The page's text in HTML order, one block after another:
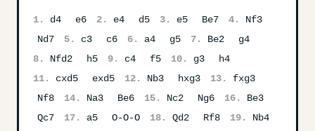
1. d4 e6 2. e4 d5 3. e5 Be7 4.
Nf3
Nd7
5. c3 c6 6. a4 g5 7. Be2
g4
8.
Nfd2 h5 9. c4 f5 10. g3
h4
11.
cxd5 exd5 12. Nb3 hxg3 13.
fxg3
Nf8
14. Na3 Be6 15. Nc2 Ng6 16.
Be3
Qc7
17. a5 O-O-O 18. Qd2 Rf8 19.
Nb4